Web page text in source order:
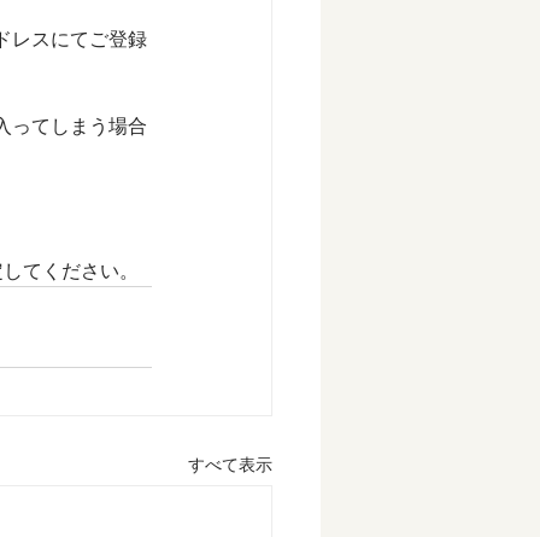
レスにてご登録
ってしまう場合
てください。
すべて表示